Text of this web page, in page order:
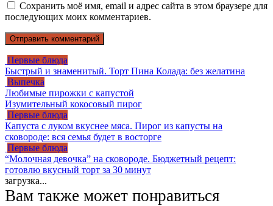
Сохранить моё имя, email и адрес сайта в этом браузере для
последующих моих комментариев.
Первые блюда
Быстрый и знаменитый. Торт Пина Колада: без желатина
Выпечка
Любимые пирожки с капустой
Изумительный кокосовый пирог
Первые блюда
Капуста с луком вкуснее мяса. Пирог из капусты на
сковороде: вся семья будет в восторге
Первые блюда
“Молочная девочка” на сковороде. Бюджетный рецепт:
готовлю вкусный торт за 30 минут
загрузка...
Вам также может понравиться